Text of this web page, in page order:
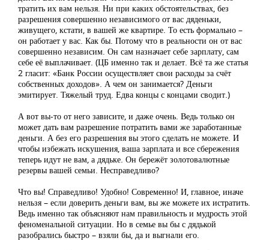
тратить их вам нельзя. Ни при каких обстоятельствах, без
разрешения совершенно независимого от вас дяденьки,
живущего, кстати, в вашей же квартире. То есть формально –
он работает у вас. Как бы. Потому что в реальности он от вас
совершенно независим. Он сам назначает себе зарплату, сам
себе её выплачивает. (ЦБ именно так и делает. Всё та же статья
2 гласит: «Банк России осуществляет свои расходы за счёт
собственных доходов». А чем он занимается? Деньги
эмитирует. Тяжелый труд. Едва концы с концами сводит.)
А вот вы-то от него зависите, и даже очень. Ведь только он
может дать вам разрешение потратить вами же заработанные
деньги. А без его разрешения вы этого сделать не можете. И
чтобы избежать искушения, ваша зарплата и все сбережения
теперь идут не вам, а дядьке. Он бережёт золотовалютные
резервы вашей семьи. Несправедливо?
Что вы! Справедливо! Удобно! Современно! И, главное, иначе
нельзя – если доверить деньги вам, вы же можете их истратить.
Ведь именно так объясняют нам правильность и мудрость этой
феноменальной ситуации. Но в семье вы бы с дядькой
разобрались быстро – взяли бы, да и выгнали его.